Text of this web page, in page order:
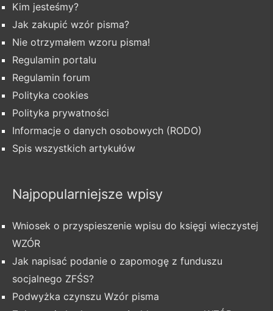
Kim jesteśmy?
Jak zakupić wzór pisma?
Nie otrzymałem wzoru pisma!
Regulamin portalu
Regulamin forum
Polityka cookies
Polityka prywatności
Informacje o danych osobowych (RODO)
Spis wszystkich artykułów
Najpopularniejsze wpisy
Wniosek o przyspieszenie wpisu do księgi wieczystej
WZÓR
Jak napisać podanie o zapomogę z funduszu
socjalnego ZFŚS?
Podwyżka czynszu Wzór pisma